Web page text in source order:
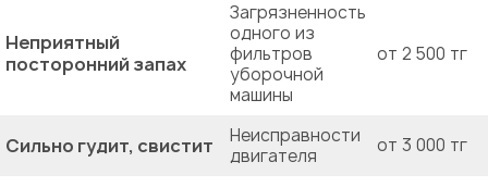
Неприятный
посторонний запах
Загрязненность
одного из
фильтров
уборочной
машины
от 2 500 тг
Сильно гудит, свистит
Неисправности
двигателя
от 3 000 тг